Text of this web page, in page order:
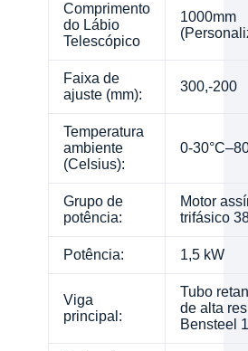
Comprimento
do Lábio
Telescópico
1000mm
Faixa de
ajuste (mm):
300,-200
Temperatura
ambiente
(Celsius):
0-
Grupo de
potência:
Motor
trifásico
Potência: 1,5 kW
Viga
principal:
Tubo
de alta
Bensteel